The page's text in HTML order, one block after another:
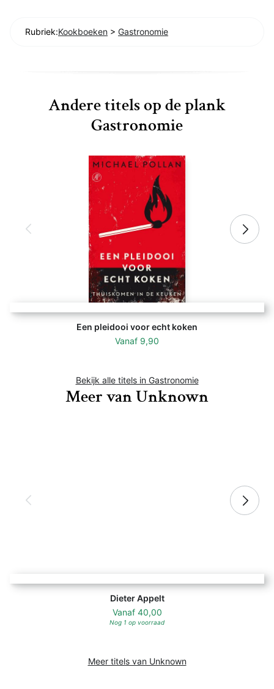
Rubriek:Kookboeken > Gastronomie
Andere titels op de plank
Gastronomie
Een pleidooi voor echt koken
Vanaf 9,90
Bekijk alle titels in Gastronomie
Meer van Unknown
Dieter Appelt
Vanaf 40,00
Nog 1 op voorraad
Meer titels van Unknown